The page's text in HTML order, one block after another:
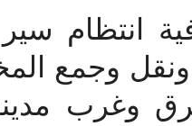
انتظام سير
وجمع
وغرب